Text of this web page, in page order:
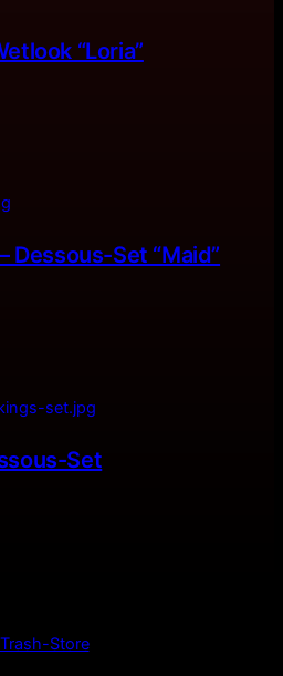
“Loria”
Dessous-Set “Maid”
Set